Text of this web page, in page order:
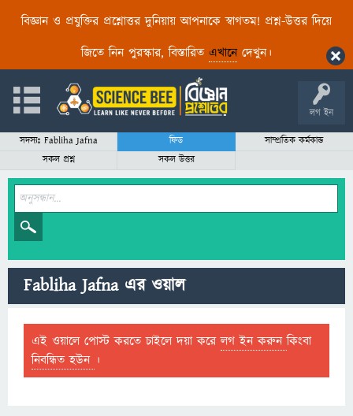
বিজ্ঞান ও প্রযুক্তির প্রশ্নোত্তর দুনিয়ায় আপনাকে স্বাগতম! প্রশ্ন-উত্তর দিয়ে
জিতে নিন পুরস্কার, বিস্তারিত এখানেদেখুন।
লগ ইন
সদস্যঃ Fabliha Jafna ফিড
সাম্প্রতিক কর্মকান্ড
সকল প্রশ্ন
সকল উত্তর
Fabliha Jafna এর ওয়াল
এই ওয়ালে পোস্ট করতে চাইলে দয়া করেলগ ইন করুনকিংবা
নিবন্ধিত হউন ।